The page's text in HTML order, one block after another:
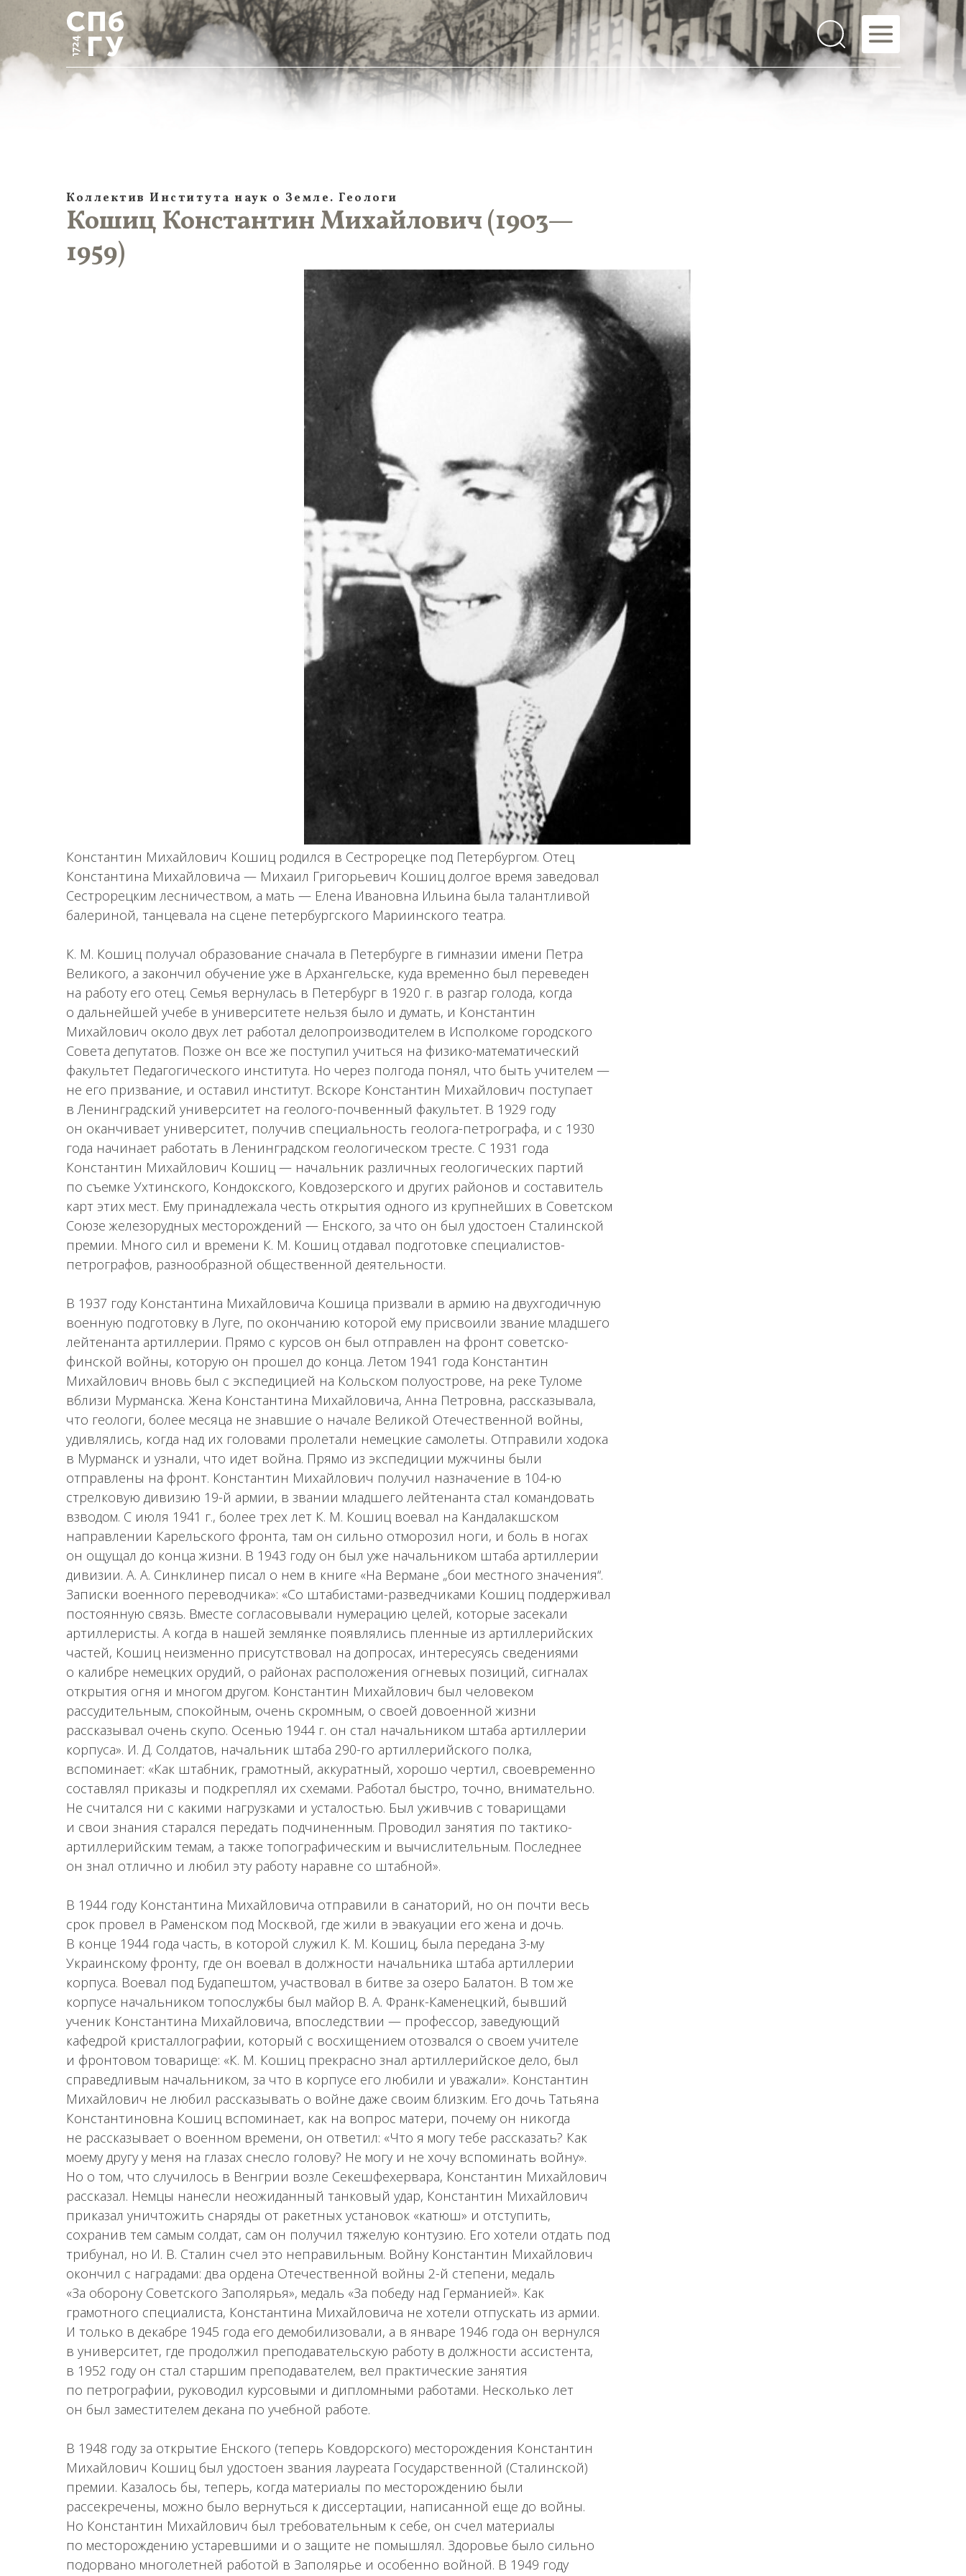
Коллектив Института наук о Земле. Геологи
Кошиц Константин Михайлович (1903—
1959)
Константин Михайлович Кошиц родился в Сестрорецке под Петербургом. Отец
Константина Михайловича — Михаил Григорьевич Кошиц долгое время заведовал
Сестрорецким лесничеством, а мать — Елена Ивановна Ильина была талантливой
балериной, танцевала на сцене петербургского Мариинского театра.
К. М. Кошиц получал образование сначала в Петербурге в гимназии имени Петра
Великого, а закончил обучение уже в Архангельске, куда временно был переведен
на работу его отец. Семья вернулась в Петербург в 1920 г. в разгар голода, когда
о дальнейшей учебе в университете нельзя было и думать, и Константин
Михайлович около двух лет работал делопроизводителем в Исполкоме городского
Совета депутатов. Позже он все же поступил учиться на физико-математический
факультет Педагогического института. Но через полгода понял, что быть учителем —
не его призвание, и оставил институт. Вскоре Константин Михайлович поступает
в Ленинградский университет на геолого-почвенный факультет. В 1929 году
он оканчивает университет, получив специальность геолога-петрографа, и с 1930
года начинает работать в Ленинградском геологическом тресте. С 1931 года
Константин Михайлович Кошиц — начальник различных геологических партий
по съемке Ухтинского, Кондокского, Ковдозерского и других районов и составитель
карт этих мест. Ему принадлежала честь открытия одного из крупнейших в Советском
Союзе железорудных месторождений — Енского, за что он был удостоен Сталинской
премии. Много сил и времени К. М. Кошиц отдавал подготовке специалистов-
петрографов, разнообразной общественной деятельности.
В 1937 году Константина Михайловича Кошица призвали в армию на двухгодичную
военную подготовку в Луге, по окончанию которой ему присвоили звание младшего
лейтенанта артиллерии. Прямо с курсов он был отправлен на фронт советско-
финской войны, которую он прошел до конца. Летом 1941 года Константин
Михайлович вновь был с экспедицией на Кольском полуострове, на реке Туломе
вблизи Мурманска. Жена Константина Михайловича, Анна Петровна, рассказывала,
что геологи, более месяца не знавшие о начале Великой Отечественной войны,
удивлялись, когда над их головами пролетали немецкие самолеты. Отправили ходока
в Мурманск и узнали, что идет война. Прямо из экспедиции мужчины были
отправлены на фронт. Константин Михайлович получил назначение в 104-ю
стрелковую дивизию 19-й армии, в звании младшего лейтенанта стал командовать
взводом. С июля 1941 г., более трех лет К. М. Кошиц воевал на Кандалакшском
направлении Карельского фронта, там он сильно отморозил ноги, и боль в ногах
он ощущал до конца жизни. В 1943 году он был уже начальником штаба артиллерии
дивизии. А. А. Синклинер писал о нем в книге «На Вермане „бои местного значения“.
Записки военного переводчика»: «Со штабистами-разведчиками Кошиц поддерживал
постоянную связь. Вместе согласовывали нумерацию целей, которые засекали
артиллеристы. А когда в нашей землянке появлялись пленные из артиллерийских
частей, Кошиц неизменно присутствовал на допросах, интересуясь сведениями
о калибре немецких орудий, о районах расположения огневых позиций, сигналах
открытия огня и многом другом. Константин Михайлович был человеком
рассудительным, спокойным, очень скромным, о своей довоенной жизни
рассказывал очень скупо. Осенью 1944 г. он стал начальником штаба артиллерии
корпуса». И. Д. Солдатов, начальник штаба 290-го артиллерийского полка,
вспоминает: «Как штабник, грамотный, аккуратный, хорошо чертил, своевременно
составлял приказы и подкреплял их схемами. Работал быстро, точно, внимательно.
Не считался ни с какими нагрузками и усталостью. Был уживчив с товарищами
и свои знания старался передать подчиненным. Проводил занятия по тактико-
артиллерийским темам, а также топографическим и вычислительным. Последнее
он знал отлично и любил эту работу наравне со штабной».
В 1944 году Константина Михайловича отправили в санаторий, но он почти весь
срок провел в Раменском под Москвой, где жили в эвакуации его жена и дочь.
В конце 1944 года часть, в которой служил К. М. Кошиц, была передана 3-му
Украинскому фронту, где он воевал в должности начальника штаба артиллерии
корпуса. Воевал под Будапештом, участвовал в битве за озеро Балатон. В том же
корпусе начальником топослужбы был майор В. А. Франк-Каменецкий, бывший
ученик Константина Михайловича, впоследствии — профессор, заведующий
кафедрой кристаллографии, который с восхищением отозвался о своем учителе
и фронтовом товарище: «К. М. Кошиц прекрасно знал артиллерийское дело, был
справедливым начальником, за что в корпусе его любили и уважали». Константин
Михайлович не любил рассказывать о войне даже своим близким. Его дочь Татьяна
Константиновна Кошиц вспоминает, как на вопрос матери, почему он никогда
не рассказывает о военном времени, он ответил: «Что я могу тебе рассказать? Как
моему другу у меня на глазах снесло голову? Не могу и не хочу вспоминать войну».
Но о том, что случилось в Венгрии возле Секешфехервара, Константин Михайлович
рассказал. Немцы нанесли неожиданный танковый удар, Константин Михайлович
приказал уничтожить снаряды от ракетных установок «катюш» и отступить,
сохранив тем самым солдат, сам он получил тяжелую контузию. Его хотели отдать под
трибунал, но И. В. Сталин счел это неправильным. Войну Константин Михайлович
окончил с наградами: два ордена Отечественной войны 2-й степени, медаль
«За оборону Советского Заполярья», медаль «За победу над Германией». Как
грамотного специалиста, Константина Михайловича не хотели отпускать из армии.
И только в декабре 1945 года его демобилизовали, а в январе 1946 года он вернулся
в университет, где продолжил преподавательскую работу в должности ассистента,
в 1952 году он стал старшим преподавателем, вел практические занятия
по петрографии, руководил курсовыми и дипломными работами. Несколько лет
он был заместителем декана по учебной работе.
В 1948 году за открытие Енского (теперь Ковдорского) месторождения Константин
Михайлович Кошиц был удостоен звания лауреата Государственной (Сталинской)
премии. Казалось бы, теперь, когда материалы по месторождению были
рассекречены, можно было вернуться к диссертации, написанной еще до войны.
Но Константин Михайлович был требовательным к себе, он счел материалы
по месторождению устаревшими и о защите не помышлял. Здоровье было сильно
подорвано многолетней работой в Заполярье и особенно войной. В 1949 году